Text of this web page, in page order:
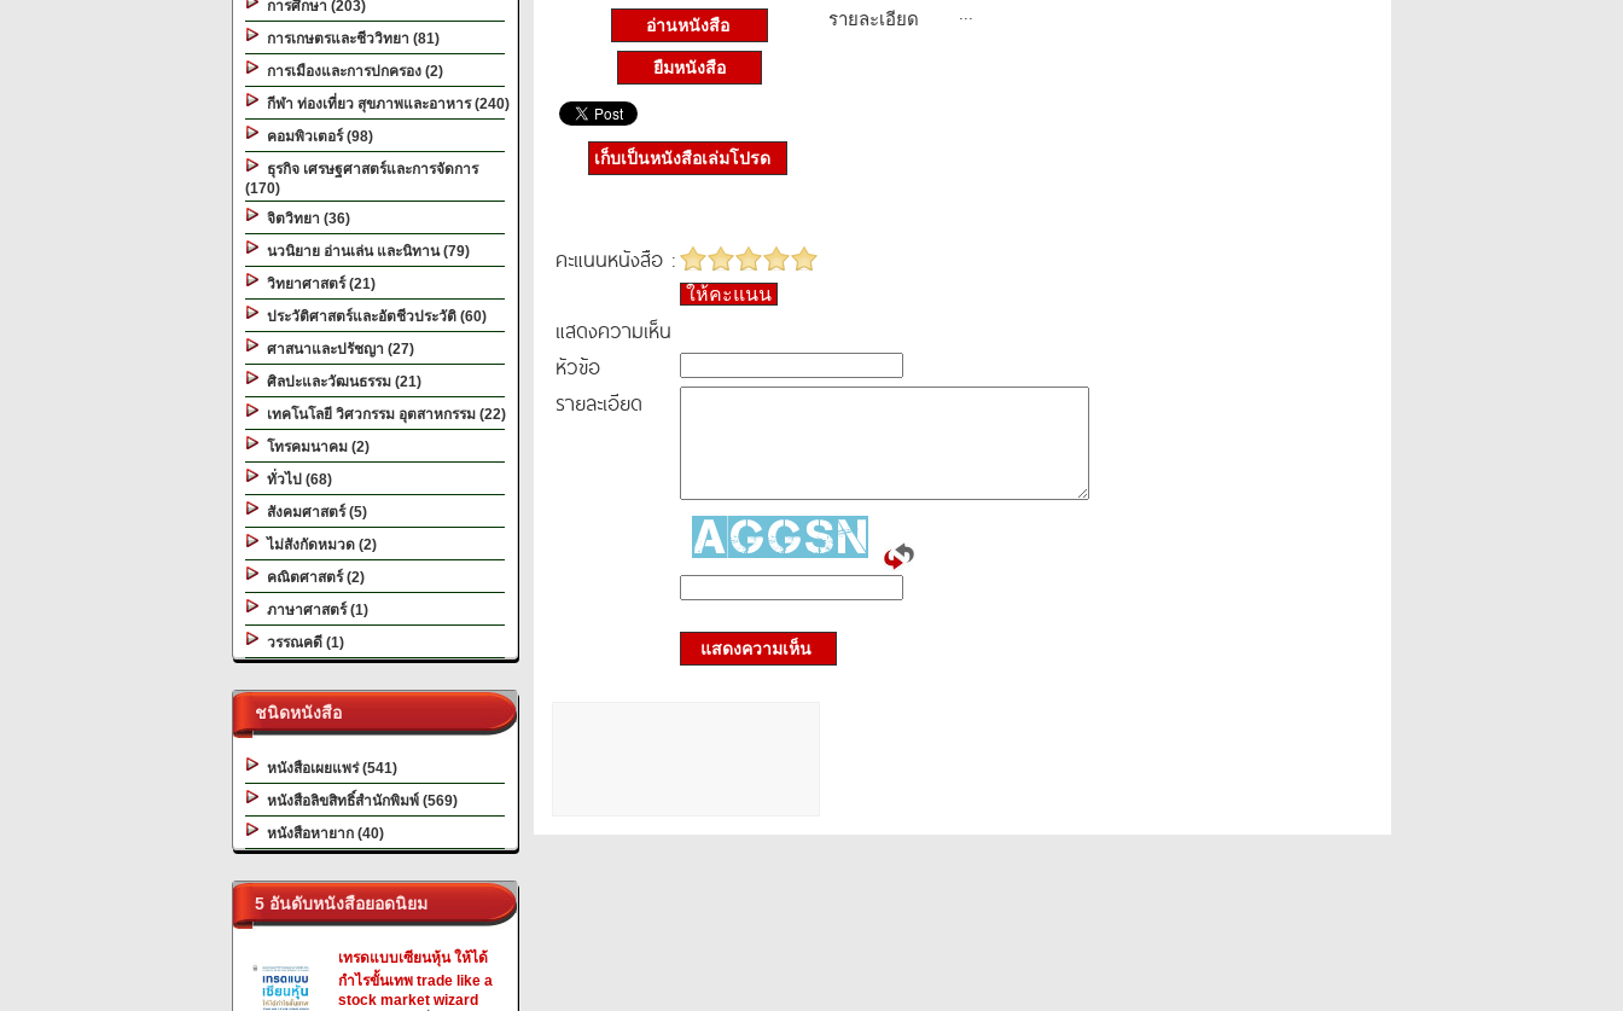
การศึกษา (203)
การเกษตรและชีววิทยา (81)
การเมืองและการปกครอง (2)
กีฬา ท่องเที่ยว สุขภาพและอาหาร (240)
คอมพิวเตอร์ (98)
ธุรกิจ เศรษฐศาสตร์และการจัดการ
(170)
จิตวิทยา (36)
นวนิยาย อ่านเล่น และนิทาน (79)
วิทยาศาสตร์ (21)
ประวัติศาสตร์และอัตชีวประวัติ (60)
ศาสนาและปรัชญา (27)
ศิลปะและวัฒนธรรม (21)
เทคโนโลยี วิศวกรรม อุตสาหกรรม (22)
โทรคมนาคม (2)
ทั่วไป (68)
สังคมศาสตร์ (5)
ไม่สังกัดหมวด (2)
คณิตศาสตร์ (2)
ภาษาศาสตร์ (1)
วรรณคดี (1)
ชนิดหนังสือ
หนังสือเผยแพร่ (541)
หนังสือลิขสิทธิ์สำนักพิมพ์ (569)
หนังสือหายาก (40)
5 อันดับหนังสือยอดนิยม
เทรดแบบเซียนหุ้น ให้ได้
กำไรขั้นเทพ trade like a
stock market wizard
อ่านหนังสือ
ยืมหนังสือ
รายละเอียด
...
เก็บเป็นหนังสือเล่มโปรด
คะแนนหนังสือ :
ให้คะแนน
แสดงความเห็น
หัวข้อ
รายละเอียด
แสดงความเห็น